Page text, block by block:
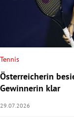
Tennis
Österreicherin
Gewinnerin klar
29.07.2026